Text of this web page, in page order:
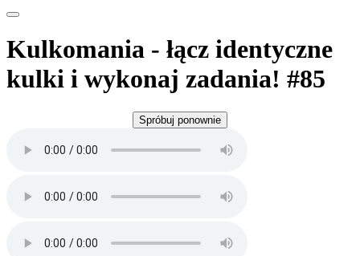
Kulkomania - łącz identyczne
kulki i wykonaj zadania! #85
Spróbuj ponownie